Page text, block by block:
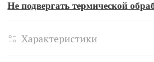
Не подвергать термической
Характеристики